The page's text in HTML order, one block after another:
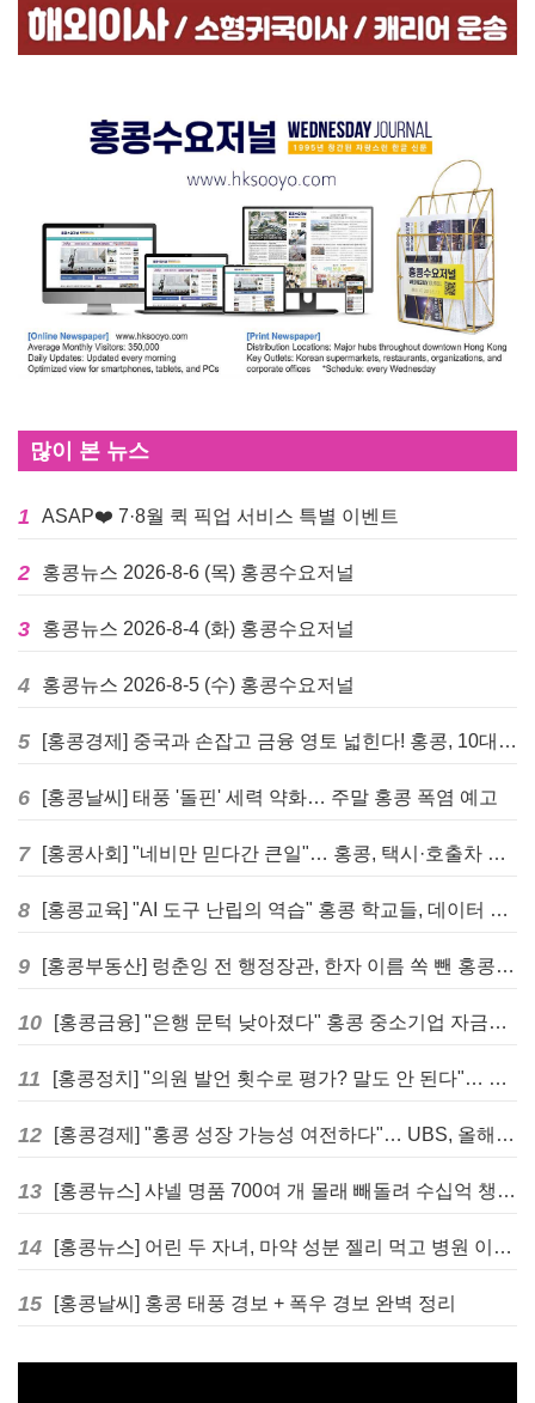
많이 본 뉴스
1 ASAP❤️ 7·8월 퀵 픽업 서비스 특별 이벤트
2 홍콩뉴스 2026-8-6 (목) 홍콩수요저널
3 홍콩뉴스 2026-8-4 (화) 홍콩수요저널
4 홍콩뉴스 2026-8-5 (수) 홍콩수요저널
5 [홍콩경제] 중국과 손잡고 금융 영토 넓힌다! 홍콩, 10대 신규 정책 발표
6 [홍콩날씨] 태풍 '돌핀' 세력 약화… 주말 홍콩 폭염 예고
7 [홍콩사회] "네비만 믿다간 큰일"… 홍콩, 택시·호출차 통합 시험 도입하며 규제 본격화
8 [홍콩교육] "AI 도구 난립의 역습" 홍콩 학교들, 데이터 고립에 교육 효과 평가 비상
9 [홍콩부동산] 렁춘잉 전 행정장관, 한자 이름 쏙 뺀 홍콩 고급 아파트 단지들에 쓴소리
10 [홍콩금융] "은행 문턱 낮아졌다" 홍콩 중소기업 자금줄 숨통 트이나… HKMA "2분기 신용 조건 안정적"
11 [홍콩정치] "의원 발언 횟수로 평가? 말도 안 된다"… 홍콩 입법회 의장의 일침
12 [홍콩경제] "홍콩 성장 가능성 여전하다"… UBS, 올해 홍콩 GDP 성장률 전망치 4.5%로 대폭 상향
13 [홍콩뉴스] 샤넬 명품 700여 개 몰래 빼돌려 수십억 챙긴 직원 4년~7년형 선고
14 [홍콩뉴스] 어린 두 자녀, 마약 성분 젤리 먹고 병원 이송… 어머니와 친척 체포
15 [홍콩날씨] 홍콩 태풍 경보 + 폭우 경보 완벽 정리